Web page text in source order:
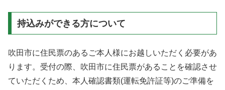
持込みができる方について
吹田市に住民票のあるご本人様にお越しいただく必要があ
ります。受付の際、吹田市に住民票があることを確認させ
ていただくため、本人確認書類(運転免許証等)のご準備を